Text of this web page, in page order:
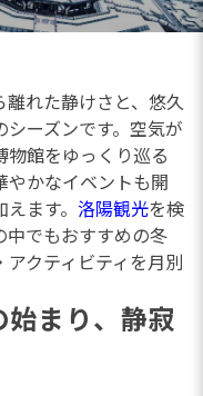
れた静けさと、悠久
ーズンです。空気が
館をゆっくり巡る
かなイベントも開
ます。 洛陽観光を検
でもおすすめの冬
クティビティを月別
まり、静寂